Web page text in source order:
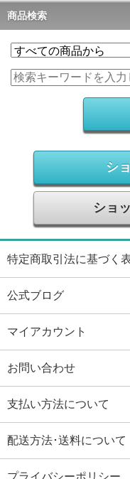
商品検索
シ
ショ
特定商取引法に基づく
公式ブログ
マイアカウント
お問い合わせ
支払い方法について
配送方法･送料について
プライバシーポリシー